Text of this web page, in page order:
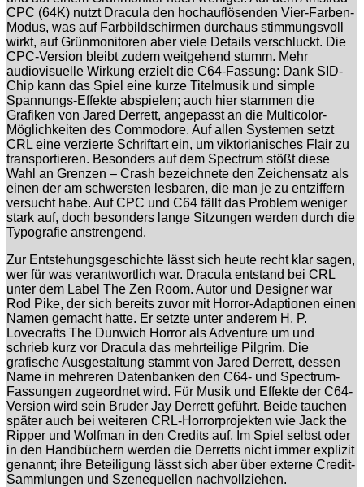
CPC (64K) nutzt Dracula den hochauflösenden Vier-Farben-
Modus, was auf Farbbildschirmen durchaus stimmungsvoll
wirkt, auf Grünmonitoren aber viele Details verschluckt. Die
CPC-Version bleibt zudem weitgehend stumm. Mehr
audiovisuelle Wirkung erzielt die C64-Fassung: Dank SID-
Chip kann das Spiel eine kurze Titelmusik und simple
Spannungs-Effekte abspielen; auch hier stammen die
Grafiken von Jared Derrett, angepasst an die Multicolor-
Möglichkeiten des Commodore. Auf allen Systemen setzt
CRL eine verzierte Schriftart ein, um viktorianisches Flair zu
transportieren. Besonders auf dem Spectrum stößt diese
Wahl an Grenzen – Crash bezeichnete den Zeichensatz als
einen der am schwersten lesbaren, die man je zu entziffern
versucht habe. Auf CPC und C64 fällt das Problem weniger
stark auf, doch besonders lange Sitzungen werden durch die
Typografie anstrengend.
Zur Entstehungsgeschichte lässt sich heute recht klar sagen,
wer für was verantwortlich war. Dracula entstand bei CRL
unter dem Label The Zen Room. Autor und Designer war
Rod Pike, der sich bereits zuvor mit Horror-Adaptionen einen
Namen gemacht hatte. Er setzte unter anderem H. P.
Lovecrafts The Dunwich Horror als Adventure um und
schrieb kurz vor Dracula das mehrteilige Pilgrim. Die
grafische Ausgestaltung stammt von Jared Derrett, dessen
Name in mehreren Datenbanken den C64- und Spectrum-
Fassungen zugeordnet wird. Für Musik und Effekte der C64-
Version wird sein Bruder Jay Derrett geführt. Beide tauchen
später auch bei weiteren CRL-Horrorprojekten wie Jack the
Ripper und Wolfman in den Credits auf. Im Spiel selbst oder
in den Handbüchern werden die Derretts nicht immer explizit
genannt; ihre Beteiligung lässt sich aber über externe Credit-
Sammlungen und Szenequellen nachvollziehen.